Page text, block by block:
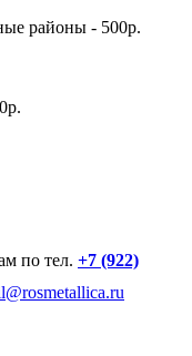
районы - 500р.
по тел. +7 (922)